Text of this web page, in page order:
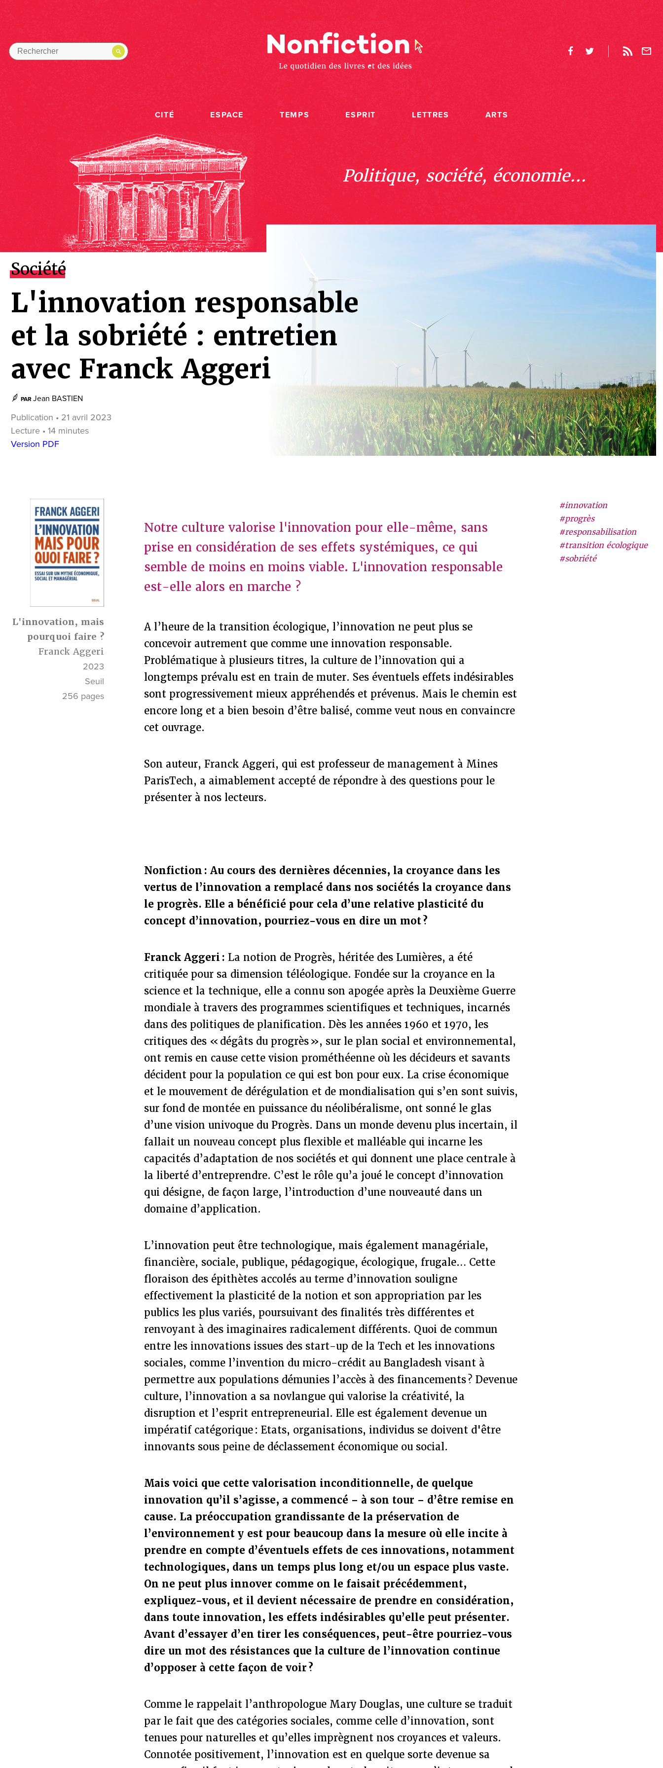
CITÉ ESPACE TEMPS ESPRIT LETTRES ARTS
Politique, société, économie...
Société
L'innovation responsable
et la sobriété : entretien
avec Franck Aggeri
PAR Jean BASTIEN
Publication • 21 avril 2023
Lecture • 14 minutes
Version PDF
L'innovation, mais
pourquoi faire ?
Franck Aggeri
2023
Seuil
256 pages
#innovation
#progrès
#responsabilisation
#transition écologique
#sobriété
Notre culture valorise l'innovation pour elle-même, sans
prise en considération de ses effets systémiques, ce qui
semble de moins en moins viable. L'innovation responsable
est-elle alors en marche ?
A l’heure de la transition écologique, l’innovation ne peut plus se
concevoir autrement que comme une innovation responsable.
Problématique à plusieurs titres, la culture de l’innovation qui a
longtemps prévalu est en train de muter. Ses éventuels effets indésirables
sont progressivement mieux appréhendés et prévenus. Mais le chemin est
encore long et a bien besoin d’être balisé, comme veut nous en convaincre
cet ouvrage.
Son auteur, Franck Aggeri, qui est professeur de management à Mines
ParisTech, a aimablement accepté de répondre à des questions pour le
présenter à nos lecteurs.
Nonfiction : Au cours des dernières décennies, la croyance dans les
vertus de l’innovation a remplacé dans nos sociétés la croyance dans
le progrès. Elle a bénéficié pour cela d’une relative plasticité du
concept d’innovation, pourriez-vous en dire un mot ?
Franck Aggeri : La notion de Progrès, héritée des Lumières, a été
critiquée pour sa dimension téléologique. Fondée sur la croyance en la
science et la technique, elle a connu son apogée après la Deuxième Guerre
mondiale à travers des programmes scientifiques et techniques, incarnés
dans des politiques de planification. Dès les années 1960 et 1970, les
critiques des « dégâts du progrès », sur le plan social et environnemental,
ont remis en cause cette vision prométhéenne où les décideurs et savants
décident pour la population ce qui est bon pour eux. La crise économique
et le mouvement de dérégulation et de mondialisation qui s’en sont suivis,
sur fond de montée en puissance du néolibéralisme, ont sonné le glas
d’une vision univoque du Progrès. Dans un monde devenu plus incertain, il
fallait un nouveau concept plus flexible et malléable qui incarne les
capacités d’adaptation de nos sociétés et qui donnent une place centrale à
la liberté d’entreprendre. C’est le rôle qu’a joué le concept d’innovation
qui désigne, de façon large, l’introduction d’une nouveauté dans un
domaine d’application.
L’innovation peut être technologique, mais également managériale,
financière, sociale, publique, pédagogique, écologique, frugale… Cette
floraison des épithètes accolés au terme d’innovation souligne
effectivement la plasticité de la notion et son appropriation par les
publics les plus variés, poursuivant des finalités très différentes et
renvoyant à des imaginaires radicalement différents. Quoi de commun
entre les innovations issues des start-up de la Tech et les innovations
sociales, comme l’invention du micro-crédit au Bangladesh visant à
permettre aux populations démunies l’accès à des financements ? Devenue
culture, l’innovation a sa novlangue qui valorise la créativité, la
disruption et l’esprit entrepreneurial. Elle est également devenue un
impératif catégorique : Etats, organisations, individus se doivent d'être
innovants sous peine de déclassement économique ou social.
Mais voici que cette valorisation inconditionnelle, de quelque
innovation qu’il s’agisse, a commencé – à son tour – d’être remise en
cause. La préoccupation grandissante de la préservation de
l’environnement y est pour beaucoup dans la mesure où elle incite à
prendre en compte d’éventuels effets de ces innovations, notamment
technologiques, dans un temps plus long et/ou un espace plus vaste.
On ne peut plus innover comme on le faisait précédemment,
expliquez-vous, et il devient nécessaire de prendre en considération,
dans toute innovation, les effets indésirables qu’elle peut présenter.
Avant d’essayer d’en tirer les conséquences, peut-être pourriez-vous
dire un mot des résistances que la culture de l’innovation continue
d’opposer à cette façon de voir ?
Comme le rappelait l’anthropologue Mary Douglas, une culture se traduit
par le fait que des catégories sociales, comme celle d’innovation, sont
tenues pour naturelles et qu’elles imprègnent nos croyances et valeurs.
Connotée positivement, l’innovation est en quelque sorte devenue sa